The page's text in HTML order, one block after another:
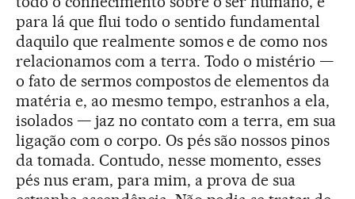
para lá que flui todo o sentido fundamental
daquilo que realmente somos e de como nos
relacionamos com a terra. Todo o mistério —
o fato de sermos compostos de elementos da
matéria e, ao mesmo tempo, estranhos a ela,
isolados — jaz no contato com a terra, em sua
ligação com o corpo. Os pés são nossos pinos
da tomada. Contudo, nesse momento, esses
pés nus eram, para mim, a prova de sua